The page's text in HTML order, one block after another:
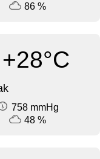
86 %
+28°C
758 mmHg
48 %